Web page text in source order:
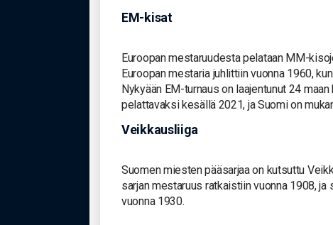
EM-kisat
Euroopan mestaruudesta pelataan MM-
Euroopan mestaria juhlittiin vuonna 1960,
Nykyään EM-turnaus on laajentunut 24
pelattavaksi kesällä 2021, ja Suomi on
Veikkausliiga
Suomen miesten pääsarjaa on kutsuttu
sarjan mestaruus ratkaistiin vuonna 1908,
vuonna 1930.